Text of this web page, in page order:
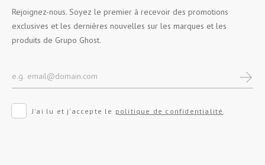
Rejoignez-nous. Soyez le premier à recevoir des promotions
exclusives et les dernières nouvelles sur les marques et les
produits de Grupo Ghost.
J'ai lu et j'accepte le politique de confidentialité